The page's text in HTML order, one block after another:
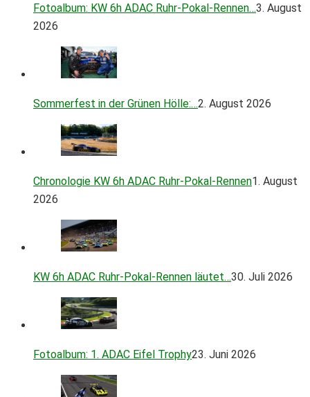
Fotoalbum: KW 6h ADAC Ruhr-Pokal-Rennen…3. August
2026
Sommerfest in der Grünen Hölle:…2. August 2026
Chronologie KW 6h ADAC Ruhr-Pokal-Rennen1. August
2026
KW 6h ADAC Ruhr-Pokal-Rennen läutet…30. Juli 2026
Fotoalbum: 1. ADAC Eifel Trophy23. Juni 2026